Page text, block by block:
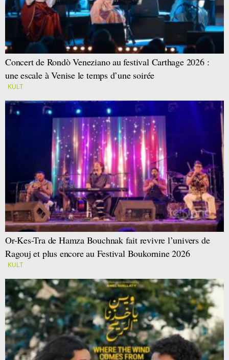
Concert de Rondò Veneziano au festival Carthage 2026 :
une escale à Venise le temps d’une soirée
KULT
Or-Kes-Tra de Hamza Bouchnak fait revivre l’univers de
Ragouj et plus encore au Festival Boukornine 2026
KULT